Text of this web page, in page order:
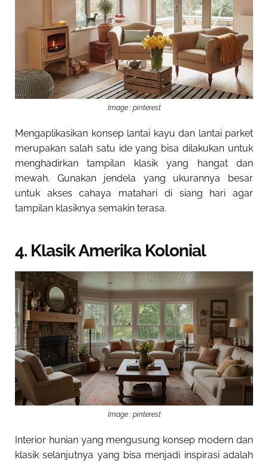
Image : pinterest
Mengaplikasikan konsep lantai kayu dan lantai parket
merupakan salah satu ide yang bisa dilakukan untuk
menghadirkan tampilan klasik yang hangat dan
mewah. Gunakan jendela yang ukurannya besar
untuk akses cahaya matahari di siang hari agar
tampilan klasiknya semakin terasa.
4. Klasik Amerika Kolonial
Image : pinterest
Interior hunian yang mengusung konsep modern dan
klasik selanjutnya yang bisa menjadi inspirasi adalah